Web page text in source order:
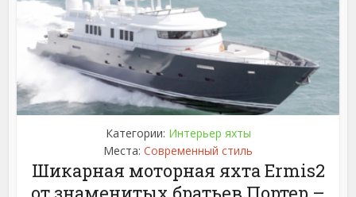
Категории: Интерьер яхты
Места: Современный стиль
Шикарная моторная яхта Ermis2